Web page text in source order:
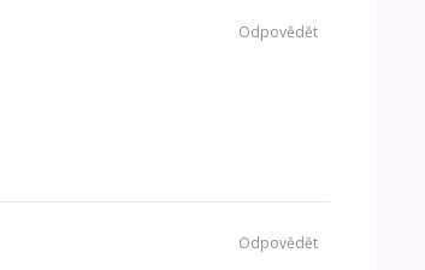
Odpovědět
Odpovědět